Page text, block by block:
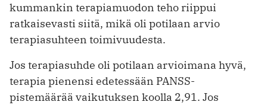
kummankin terapiamuodon teho riippui
ratkaisevasti siitä, mikä oli potilaan arvio
terapiasuhteen toimivuudesta.
Jos terapiasuhde oli potilaan arvioimana hyvä,
terapia pienensi edetessään PANSS-
pistemäärää vaikutuksen koolla 2,91. Jos